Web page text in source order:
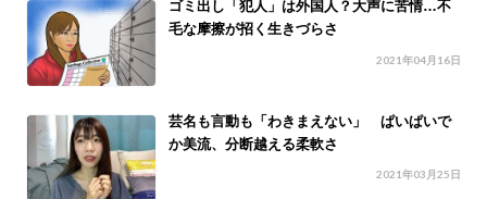
ゴミ出し「犯人」は外国人？大声に苦情…不
毛な摩擦が招く生きづらさ
2021年04月16日
芸名も言動も「わきまえない」 ぱいぱいで
か美流、分断越える柔軟さ
2021年03月25日